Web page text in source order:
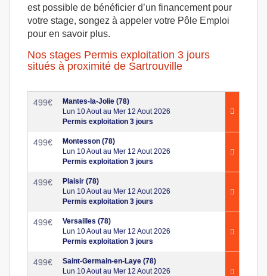
est possible de bénéficier d’un financement pour
votre stage, songez à appeler votre Pôle Emploi
pour en savoir plus.
Nos stages Permis exploitation 3 jours
situés à proximité de Sartrouville
499€
Mantes-la-Jolie (78)
Lun 10 Aout au Mer 12 Aout 2026
Permis exploitation 3 jours
499€
Montesson (78)
Lun 10 Aout au Mer 12 Aout 2026
Permis exploitation 3 jours
499€
Plaisir (78)
Lun 10 Aout au Mer 12 Aout 2026
Permis exploitation 3 jours
499€
Versailles (78)
Lun 10 Aout au Mer 12 Aout 2026
Permis exploitation 3 jours
499€
Saint-Germain-en-Laye (78)
Lun 10 Aout au Mer 12 Aout 2026